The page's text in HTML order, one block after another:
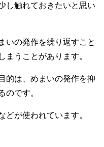
し触れておきたいと思い
いの発作を繰り返すこと
まうことがあります。
的は、めまいの発作を抑
のです。
どが使われています。